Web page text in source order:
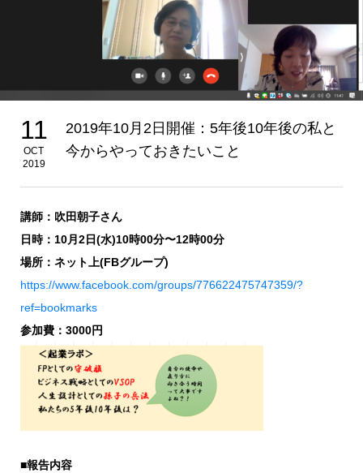
11
OCT
2019
2019年10月2日開催：5年後10年後の私と
今からやっておきたいこと
講師：吹田朝子さん
日時：10月2日(水)10時00分〜12時00分
場所：ネット上(FBグループ)
https://www.facebook.com/groups/776622475747359/?
ref=bookmarks
参加費：3000円
■報告内容